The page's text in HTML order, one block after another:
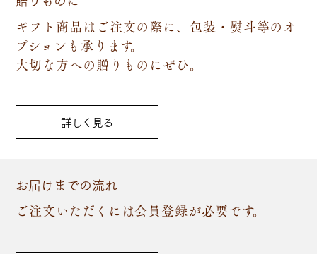
ギフト商品はご注文の際に、包装・熨斗等のオ
プションも承ります。
大切な方への贈りものにぜひ。
詳しく見る
お届けまでの流れ
ご注文いただくには会員登録が必要です。